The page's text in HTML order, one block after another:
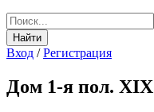
Вход /Регистрация
Дом 1-я пол.